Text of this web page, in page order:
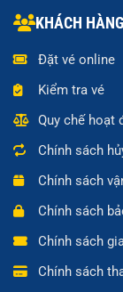
KHÁCH HÀNG
Đặt vé online
Kiểm tra vé
Quy chế hoạt
Chính sách
Chính sách
Chính sách
Chính sách
Chính sách